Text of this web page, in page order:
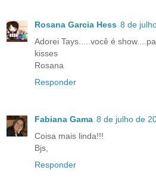
Rosana Garcia Hess 8 de
Adorei Tays.....você é
kisses
Rosana
Responder
Fabiana Gama 8 de julho de
Coisa mais linda!!!
Bjs,
Responder